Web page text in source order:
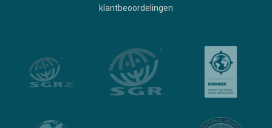
klantbeoordelingen